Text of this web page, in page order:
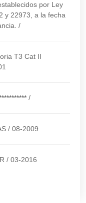
por Ley
y 22973, a la fecha
/
T3 Cat II
/
/ 08-2009
/ 03-2016